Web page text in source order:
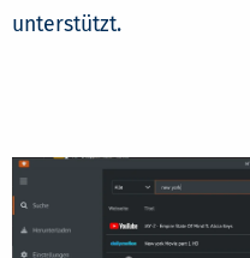
unterstützt.